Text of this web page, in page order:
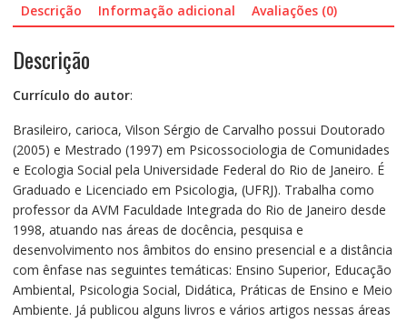
Descrição Informação adicional Avaliações (0)
Descrição
Currículo do autor:
Brasileiro, carioca, Vilson Sérgio de Carvalho possui Doutorado
(2005) e Mestrado (1997) em Psicossociologia de Comunidades
e Ecologia Social pela Universidade Federal do Rio de Janeiro. É
Graduado e Licenciado em Psicologia, (UFRJ). Trabalha como
professor da AVM Faculdade Integrada do Rio de Janeiro desde
1998, atuando nas áreas de docência, pesquisa e
desenvolvimento nos âmbitos do ensino presencial e a distância
com ênfase nas seguintes temáticas: Ensino Superior, Educação
Ambiental, Psicologia Social, Didática, Práticas de Ensino e Meio
Ambiente. Já publicou alguns livros e vários artigos nessas áreas